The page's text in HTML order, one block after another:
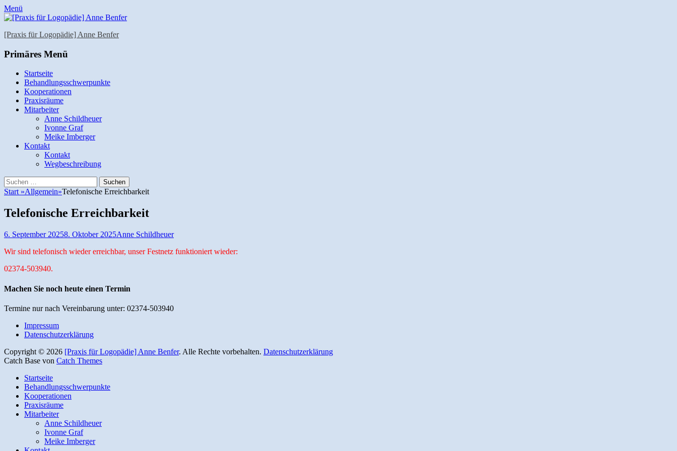
Menü
[Praxis für Logopädie] Anne Benfer
E-
Mail
Website
Telefon
Primäres Menü
Zum
Inhalt
springen
Startseite
Behandlungsschwerpunkte
Kooperationen
Praxisräume
Mitarbeiter
Anne Schildheuer
Ivonne Graf
Meike Imberger
Kontakt
Kontakt
Wegbeschreibung
Suchen
Suchen
nach:
Start »Allgemein»Telefonische Erreichbarkeit
Telefonische Erreichbarkeit
Posted
6. September 20258. Oktober 2025Autor
Anne Schildheuer
Wir sind telefonisch wieder erreichbar, unser Festnetz funktioniert wieder:
02374-503940.
Machen Sie noch heute einen Termin
Termine nur nach Vereinbarung unter: 02374-503940
Impressum
Datenschutzerklärung
Copyright © 2026 [Praxis für Logopädie] Anne Benfer. Alle Rechte vorbehalten. Datenschutzerklärung
Catch Base von Catch Themes
oben
scrollen
Startseite
Behandlungsschwerpunkte
Kooperationen
Praxisräume
Mitarbeiter
Anne Schildheuer
Ivonne Graf
Meike Imberger